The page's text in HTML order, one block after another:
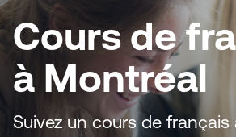
o
n
t
Cours de
à Montréal
Suivez un cours de français